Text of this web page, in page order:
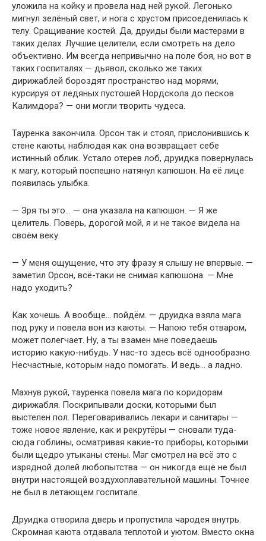
уложила на койку и провела над ней рукой. Легонько
мигнул зелёный свет, и нога с хрустом присоеденилась к
телу. Сращивание костей. Да, друиды были мастерами в
таких делах. Лучшие целители, если смотреть на дело
объективно. Им всегда непривычно на поле боя, но вот в
таких госпиталях — дьявол, сколько же таких
дирижаблей бороздят пространство над морями,
курсируя от ледяных пустошей Нордскола до песков
Калимдора? — они могли творить чудеса.
Тауренка закончила. Орсон так и стоял, прислонившись к
стене каюты, наблюдая как она возвращает себе
истинный облик. Устало отерев лоб, друидка повернулась
к магу, который поспешно натянул капюшон. На её лице
появилась улыбка.
— Зря ты это… — она указала на капюшон. — Я же
целитель. Поверь, дорогой мой, я и не такое видела на
своём веку.
— У меня ощущение, что эту фразу я слышу не впервые. —
заметил Орсон, всё-таки не снимая капюшона. — Мне
надо уходить?
Как хочешь. А вообще… пойдём. — друидка взяла мага
под руку и повела вон из каюты. — Напою тебя отваром,
может полегчает. Ну, а ты взамен мне поведаешь
историю какую-нибудь. У нас-то здесь всё однообразно.
Несчастные, которым надо помогать. И ведь… а ладно.
Махнув рукой, тауренка повела мага по коридорам
дирижабля. Поскрипывали доски, которыми был
выстелен пол. Переговаривались лекари и санитары —
тоже новое явление, как и рекрутёры — сновали туда-
сюда гоблины, осматривая какие-то приборы, которыми
были щедро утыканы стены. Маг смотрел на всё это с
изрядной долей любопытства — он никогда ещё не был
внутри настоящей воздухоплавательной машины. Точнее
не был в летающем госпитале.
Друидка отворила дверь и пропустила чародея внутрь.
Скромная каюта отдавала теплотой и уютом. Вместо окна